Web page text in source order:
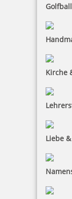
Kirche
Liebe
Pocket
Jetzt gestalten